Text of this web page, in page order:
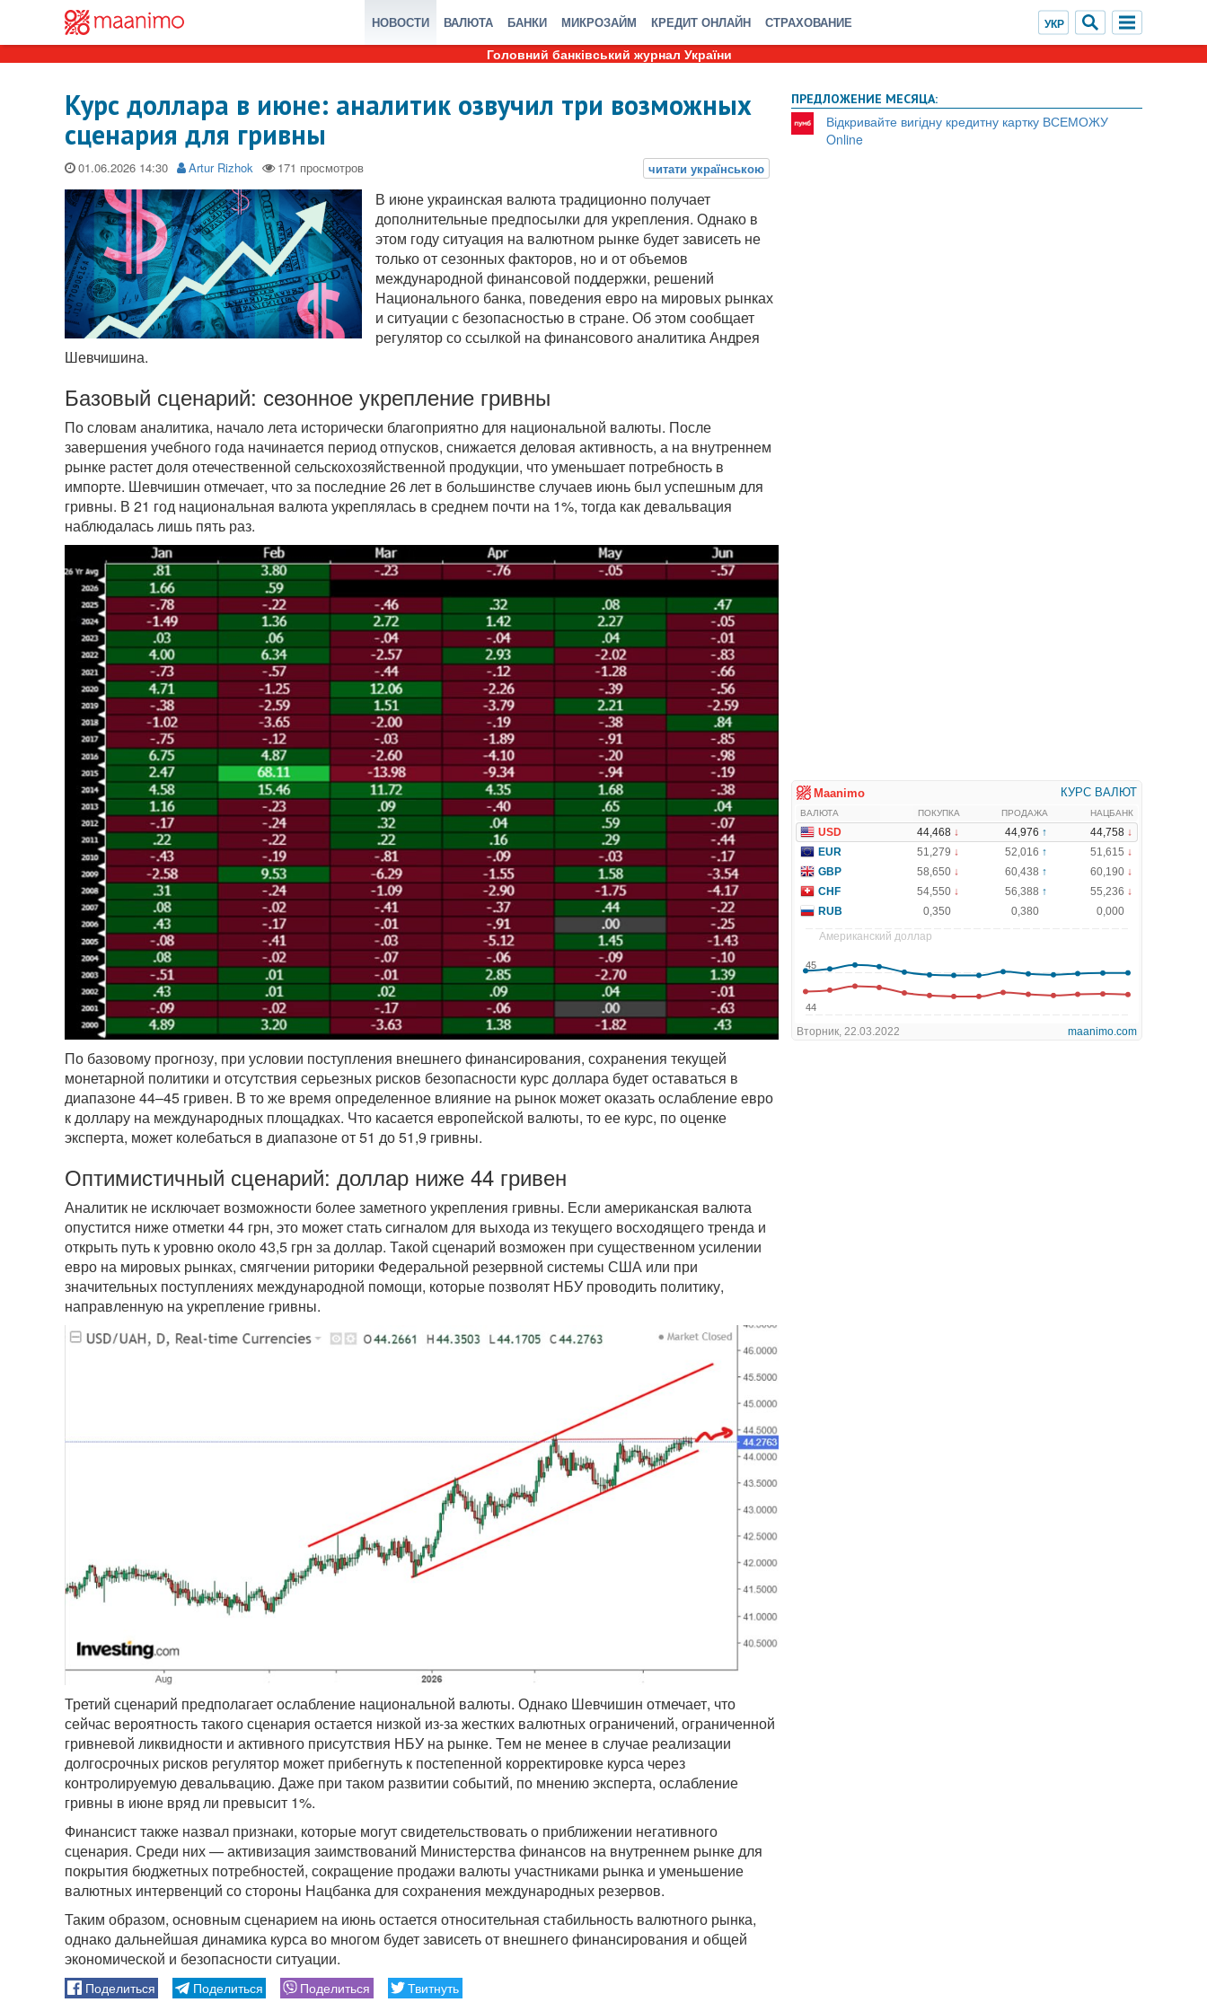
НОВОСТИ ВАЛЮТА БАНКИ МИКРОЗАЙМ КРЕДИТ ОНЛАЙН СТРАХОВАНИЕ
Головний банківський журнал України
Курс доллара в июне: аналитик озвучил три возможных
сценария для гривны
01.06.2026 Artur Rizhok
В июне украинская валюта традиционно получает
дополнительные предпосылки для укрепления. Однако в
этом году ситуация на валютном рынке будет зависеть не
только от сезонных факторов, но и от объемов
международной финансовой поддержки, решений
Национального банка, поведения евро на мировых рынках
и ситуации с безопасностью в стране. Об этом сообщает
регулятор со ссылкой на финансового аналитика Андрея
Шевчишина.
Базовый сценарий: сезонное укрепление гривны
По словам аналитика, начало лета исторически благоприятно для национальной валюты. После
завершения учебного года начинается период отпусков, снижается деловая активность, а на внутреннем
рынке растет доля отечественной сельскохозяйственной продукции, что уменьшает потребность в
импорте. Шевчишин отмечает, что за последние 26 лет в большинстве случаев июнь был успешным для
гривны. В 21 год национальная валюта укреплялась в среднем почти на 1%, тогда как девальвация
наблюдалась лишь пять раз.
По базовому прогнозу, при условии поступления внешнего финансирования, сохранения текущей
монетарной политики и отсутствия серьезных рисков безопасности курс доллара будет оставаться в
диапазоне 44–45 гривен. В то же время определенное влияние на рынок может оказать ослабление евро
к доллару на международных площадках. Что касается европейской валюты, то ее курс, по оценке
эксперта, может колебаться в диапазоне от 51 до 51,9 гривны.
Оптимистичный сценарий: доллар ниже 44 гривен
Аналитик не исключает возможности более заметного укрепления гривны. Если американская валюта
опустится ниже отметки 44 грн, это может стать сигналом для выхода из текущего восходящего тренда и
открыть путь к уровню около 43,5 грн за доллар. Такой сценарий возможен при существенном усилении
евро на мировых рынках, смягчении риторики Федеральной резервной системы США или при
значительных поступлениях международной помощи, которые позволят НБУ проводить политику,
направленную на укрепление гривны.
Третий сценарий предполагает ослабление национальной валюты. Однако Шевчишин отмечает, что
сейчас вероятность такого сценария остается низкой из-за жестких валютных ограничений, ограниченной
гривневой ликвидности и активного присутствия НБУ на рынке. Тем не менее в случае реализации
долгосрочных рисков регулятор может прибегнуть к постепенной корректировке курса через
контролируемую девальвацию. Даже при таком развитии событий, по мнению эксперта, ослабление
гривны в июне вряд ли превысит 1%.
Финансист также назвал признаки, которые могут свидетельствовать о приближении негативного
сценария. Среди них — активизация заимствований Министерства финансов на внутреннем рынке для
покрытия бюджетных потребностей, сокращение продажи валюты участниками рынка и уменьшение
валютных интервенций со стороны Нацбанка для сохранения международных резервов.
Таким образом, основным сценарием на июнь остается относительная стабильность валютного рынка,
однако дальнейшая динамика курса во многом будет зависеть от внешнего финансирования и общей
экономической и безопасности ситуации.
ПРЕДЛОЖЕНИЕ МЕСЯЦА:
Відкривайте вигідну кредитну картку ВСЕМОЖУ
Online